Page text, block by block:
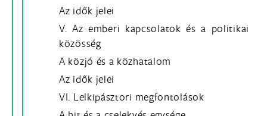
Az idők jelei
V. Az emberi kapcsolatok és a politikai
közösség
A közjó és a közhatalom
Az idők jelei
VI. Lelkipásztori megfontolások